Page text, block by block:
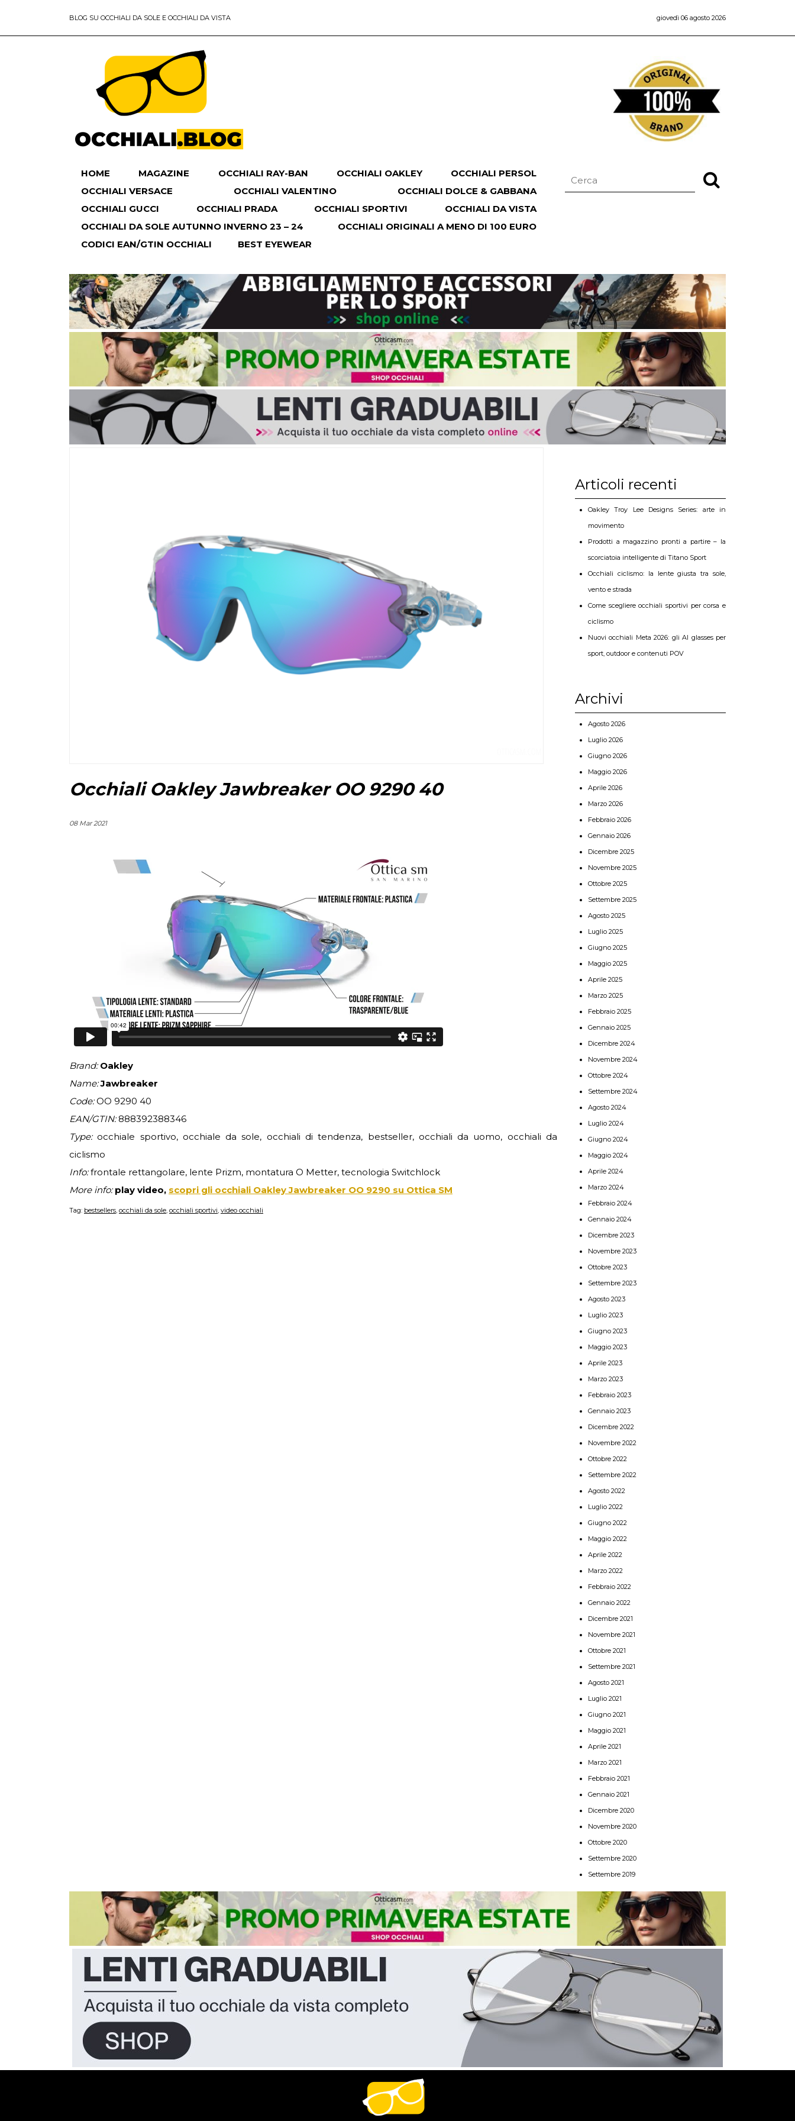
BLOG SU OCCHIALI DA SOLE E OCCHIALI DA VISTA giovedì 06 agosto 2026
HOME MAGAZINE OCCHIALI RAY-BAN OCCHIALI OAKLEY
OCCHIALI PERSOL
OCCHIALI VERSACE
OCCHIALI VALENTINO
OCCHIALI DOLCE & GABBANA
OCCHIALI GUCCI
OCCHIALI PRADA OCCHIALI SPORTIVI
OCCHIALI DA VISTA
OCCHIALI DA SOLE AUTUNNO INVERNO 23 – 24
OCCHIALI ORIGINALI A MENO DI 100 EURO
CODICI EAN/GTIN OCCHIALI
BEST EYEWEAR
Occhiali Oakley Jawbreaker OO 9290 40
08 Mar 2021
Brand:Oakley
Name:Jawbreaker
Code:OO 9290 40
EAN/GTIN:888392388346
Type:occhiale sportivo, occhiale da sole, occhiali di tendenza, bestseller, occhiali da uomo, occhiali da
ciclismo
Info:frontale rettangolare, lente Prizm, montatura O Metter, tecnologia Switchlock
More info:play video, scopri gli occhiali Oakley Jawbreaker OO 9290 su Ottica SM
Tag: bestsellers occhiali da sole occhiali sportivi video occhiali
Articoli recenti
Oakley Troy Lee Designs Series: arte in
movimento
Prodotti a magazzino pronti a partire – la
scorciatoia intelligente di Titano Sport
Occhiali ciclismo: la lente giusta tra sole,
vento e strada
Come scegliere occhiali sportivi per corsa e
ciclismo
Nuovi occhiali Meta 2026: gli AI glasses per
sport, outdoor e contenuti POV
Archivi
Agosto 2026
Luglio 2026
Giugno 2026
Maggio 2026
Aprile 2026
Marzo 2026
Febbraio 2026
Gennaio 2026
Dicembre 2025
Novembre 2025
Ottobre 2025
Settembre 2025
Agosto 2025
Luglio 2025
Giugno 2025
Maggio 2025
Aprile 2025
Marzo 2025
Febbraio 2025
Gennaio 2025
Dicembre 2024
Novembre 2024
Ottobre 2024
Settembre 2024
Agosto 2024
Luglio 2024
Giugno 2024
Maggio 2024
Aprile 2024
Marzo 2024
Febbraio 2024
Gennaio 2024
Dicembre 2023
Novembre 2023
Ottobre 2023
Settembre 2023
Agosto 2023
Luglio 2023
Giugno 2023
Maggio 2023
Aprile 2023
Marzo 2023
Febbraio 2023
Gennaio 2023
Dicembre 2022
Novembre 2022
Ottobre 2022
Settembre 2022
Agosto 2022
Luglio 2022
Giugno 2022
Maggio 2022
Aprile 2022
Marzo 2022
Febbraio 2022
Gennaio 2022
Dicembre 2021
Novembre 2021
Ottobre 2021
Settembre 2021
Agosto 2021
Luglio 2021
Giugno 2021
Maggio 2021
Aprile 2021
Marzo 2021
Febbraio 2021
Gennaio 2021
Dicembre 2020
Novembre 2020
Ottobre 2020
Settembre 2020
Settembre 2019